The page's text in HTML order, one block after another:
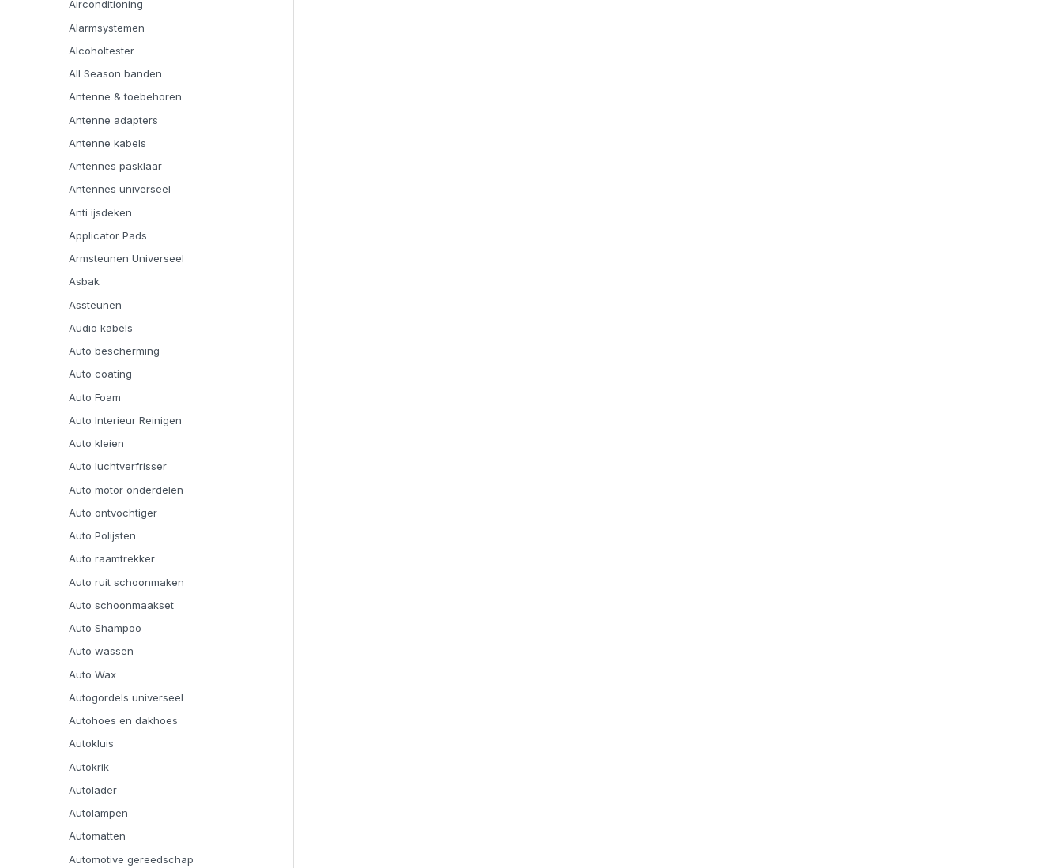
Airconditioning
Alarmsystemen
Alcoholtester
All Season banden
Antenne & toebehoren
Antenne adapters
Antenne kabels
Antennes pasklaar
Antennes universeel
Anti ijsdeken
Applicator Pads
Armsteunen Universeel
Asbak
Assteunen
Audio kabels
Auto bescherming
Auto coating
Auto Foam
Auto Interieur Reinigen
Auto kleien
Auto luchtverfrisser
Auto motor onderdelen
Auto ontvochtiger
Auto Polijsten
Auto raamtrekker
Auto ruit schoonmaken
Auto schoonmaakset
Auto Shampoo
Auto wassen
Auto Wax
Autogordels universeel
Autohoes en dakhoes
Autokluis
Autokrik
Autolader
Autolampen
Automatten
Automotive gereedschap